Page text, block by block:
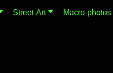
Street-Art Macro-photos